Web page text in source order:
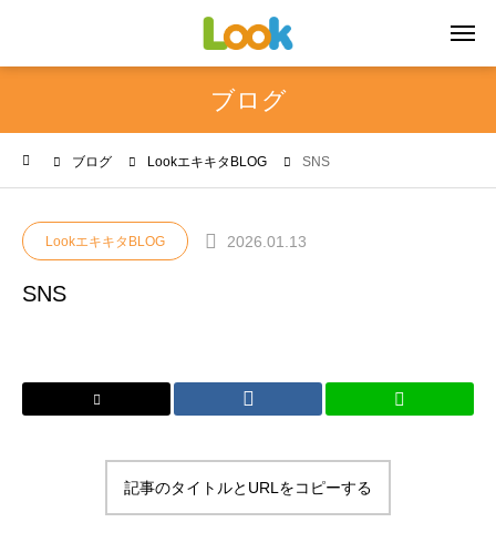
ブログ
ブログ LookエキキタBLOG SNS
LookエキキタBLOG 2026.01.13
SNS
記事のタイトルとURLをコピーする